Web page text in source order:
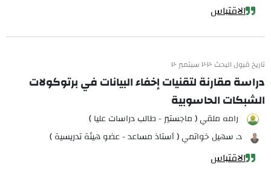
الاقتباس
تاريخ قبول البحث ٢٠٢٠ سبتمبر ٢٠
دراسة مقارنة لتقنيات إخفاء البيانات في برتوكولات
الشبكات الحاسوبية
رامه ملقي ( ماجستير - طالب دراسات عليا )
د. سهيل خواتمي ( أستاذ مساعد - عضو هيئة تدريسية )
الاقتباس